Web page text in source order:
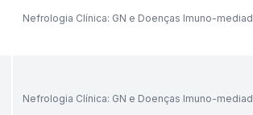
Nefrologia Clínica: GN e Doenças Imuno-
Nefrologia Clínica: GN e Doenças Imuno-